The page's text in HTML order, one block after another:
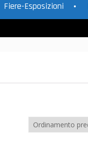
Fiere-Esposizioni